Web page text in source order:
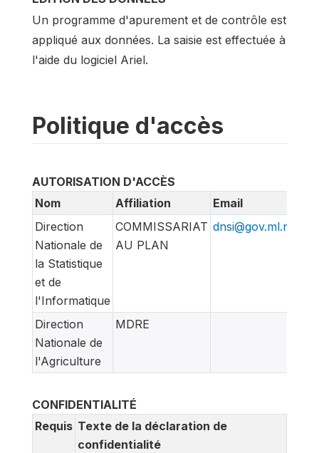
Un programme d'apurement et de contrôle est
appliqué aux données. La saisie est effectuée à
l'aide du logiciel Ariel.
Politique d'accès
AUTORISATION D'ACCÈS
Nom
Affiliation
Email
Direction
Nationale de
la Statistique
et de
l'Informatique
COMMISSARIAT
AU PLAN
dnsi@gov.ml.net
Direction
Nationale de
l'Agriculture
MDRE
CONFIDENTIALITÉ
Requis Texte de la déclaration de
confidentialité